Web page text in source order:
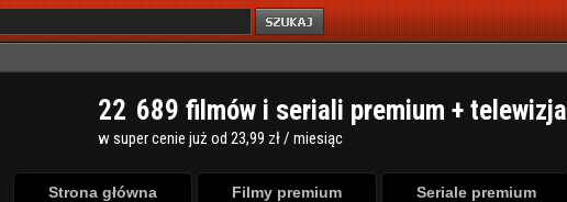
22 689 filmów i seriali premium + telewizja
w super cenie już od 23,99 zł / miesiąc
Strona główna Filmy premium Seriale premium